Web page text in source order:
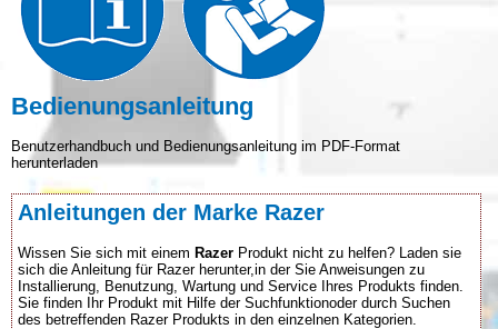
Bedienungsanleitung
Benutzerhandbuch und Bedienungsanleitung im PDF-Format
herunterladen
Anleitungen der Marke Razer
Wissen Sie sich mit einem Razer Produkt nicht zu helfen? Laden sie
sich die Anleitung für Razer herunter,in der Sie Anweisungen zu
Installierung, Benutzung, Wartung und Service Ihres Produkts finden.
Sie finden Ihr Produkt mit Hilfe der Suchfunktionoder durch Suchen
des betreffenden Razer Produkts in den einzelnen Kategorien.